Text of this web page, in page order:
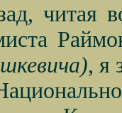
читая
, я